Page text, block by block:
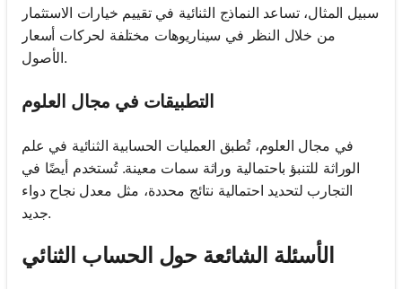
سبيل المثال، تساعد النماذج الثنائية في تقييم خيارات الاستثمار
من خلال النظر في سيناريوهات مختلفة لحركات أسعار
الأصول.
التطبيقات في مجال العلوم
في مجال العلوم، تُطبق العمليات الحسابية الثنائية في علم
الوراثة للتنبؤ باحتمالية وراثة سمات معينة. تُستخدم أيضًا في
التجارب لتحديد احتمالية نتائج محددة، مثل معدل نجاح دواء
جديد.
الأسئلة الشائعة حول الحساب الثنائي